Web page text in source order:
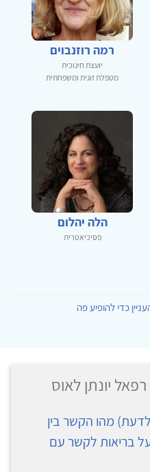
רמה רוזנבוים
יועצת חינוכית
מטפלת זוגית ומשפחתית
הלה יהלום
פסיכיאטרית
כדי להופיע פה
יונתן לאוס
מהו הקשר בין
על בריאות לקשר עם